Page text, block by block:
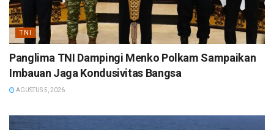
TNI
Panglima TNI Dampingi Menko Polkam Sampaikan
Imbauan Jaga Kondusivitas Bangsa
AGUSTUS 5, 2026